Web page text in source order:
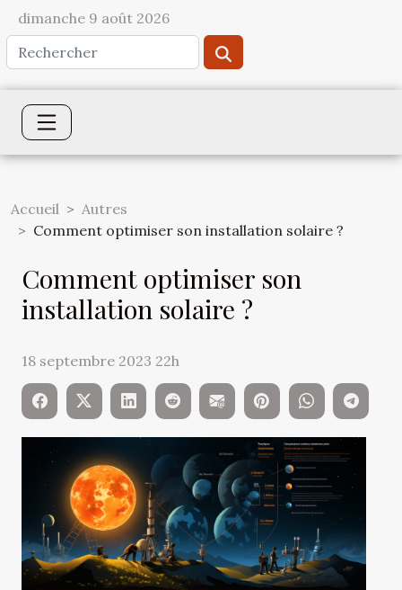
dimanche 9 août 2026
Accueil
Autres
Comment optimiser son installation solaire ?
Comment optimiser son
installation solaire ?
18 septembre 2023 22h